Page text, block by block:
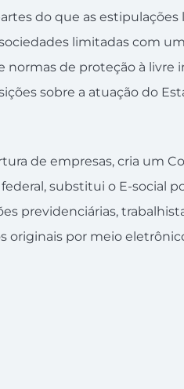
do que as estipulações
limitadas com
normas de proteção à livre
sobre a atuação do
de empresas, cria um
substitui o E-social
previdenciárias,
por meio